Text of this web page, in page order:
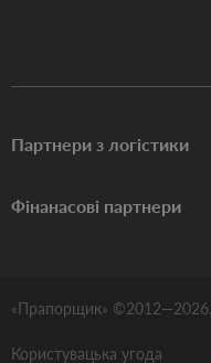
Партнери з логістики
Фінанасові партнери
«Прапорщик» ©2012—2026
Користувацька угода